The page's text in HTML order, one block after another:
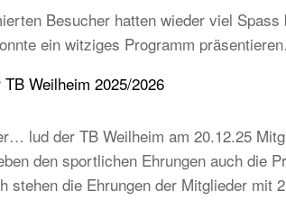
Besucher hatten wieder viel
ein witziges Programm
Weilheim 2025/2026
lud der TB Weilheim am 20.12.25
den sportlichen Ehrungen auch die
stehen die Ehrungen der Mitglieder mit